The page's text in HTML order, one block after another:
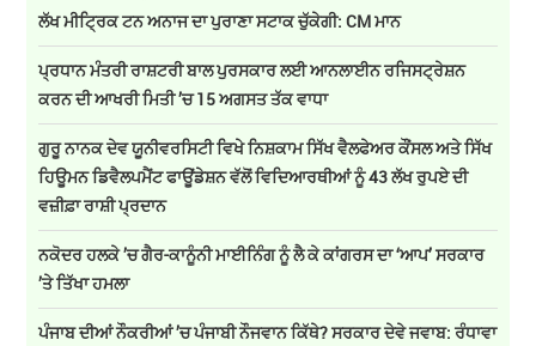
ਲੱਖ ਮੀਟ੍ਰਿਕ ਟਨ ਅਨਾਜ ਦਾ ਪੁਰਾਣਾ ਸਟਾਕ ਚੁੱਕੇਗੀ: CM ਮਾਨ
ਪ੍ਰਧਾਨ ਮੰਤਰੀ ਰਾਸ਼ਟਰੀ ਬਾਲ ਪੁਰਸਕਾਰ ਲਈ ਆਨਲਾਈਨ ਰਜਿਸਟ੍ਰੇਸ਼ਨ
ਕਰਨ ਦੀ ਆਖਰੀ ਮਿਤੀ ’ਚ 15 ਅਗਸਤ ਤੱਕ ਵਾਧਾ
ਗੁਰੂ ਨਾਨਕ ਦੇਵ ਯੂਨੀਵਰਸਿਟੀ ਵਿਖੇ ਨਿਸ਼ਕਾਮ ਸਿੱਖ ਵੈਲਫੇਅਰ ਕੌਂਸਲ ਅਤੇ ਸਿੱਖ
ਹਿਊਮਨ ਡਿਵੈਲਪਮੈਂਟ ਫਾਊਂਡੇਸ਼ਨ ਵੱਲੋਂ ਵਿਦਿਆਰਥੀਆਂ ਨੂੰ 43 ਲੱਖ ਰੁਪਏ ਦੀ
ਵਜ਼ੀਫ਼ਾ ਰਾਸ਼ੀ ਪ੍ਰਦਾਨ
ਨਕੋਦਰ ਹਲਕੇ ’ਚ ਗੈਰ-ਕਾਨੂੰਨੀ ਮਾਈਨਿੰਗ ਨੂੰ ਲੈ ਕੇ ਕਾਂਗਰਸ ਦਾ ‘ਆਪ’ ਸਰਕਾਰ
’ਤੇ ਤਿੱਖਾ ਹਮਲਾ
ਪੰਜਾਬ ਦੀਆਂ ਨੌਕਰੀਆਂ ’ਚ ਪੰਜਾਬੀ ਨੌਜਵਾਨ ਕਿੱਥੇ? ਸਰਕਾਰ ਦੇਵੇ ਜਵਾਬ: ਰੰਧਾਵਾ